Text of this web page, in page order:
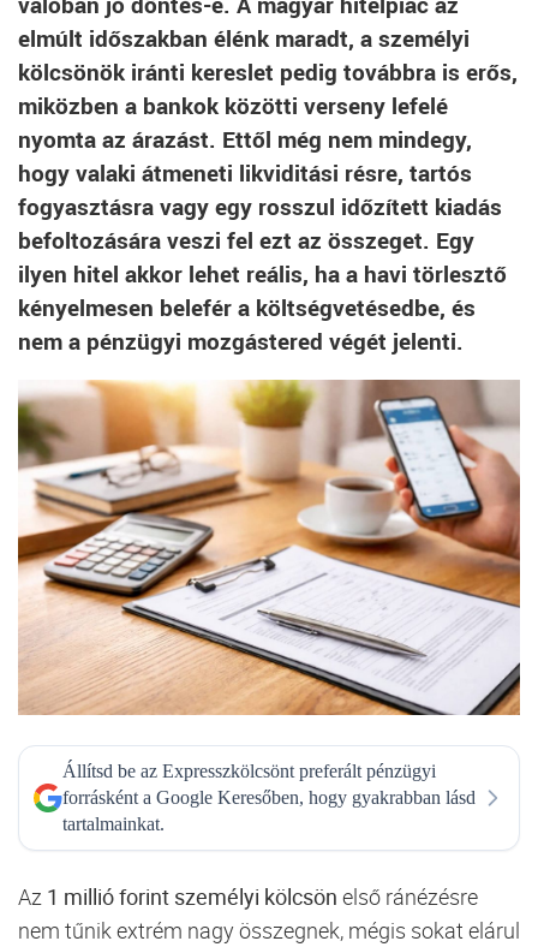
elmúlt időszakban élénk maradt, a személyi
kölcsönök iránti kereslet pedig továbbra is erős,
miközben a bankok közötti verseny lefelé
nyomta az árazást. Ettől még nem mindegy,
hogy valaki átmeneti likviditási résre, tartós
fogyasztásra vagy egy rosszul időzített kiadás
befoltozására veszi fel ezt az összeget. Egy
ilyen hitel akkor lehet reális, ha a havi törlesztő
kényelmesen belefér a költségvetésedbe, és
nem a pénzügyi mozgástered végét jelenti.
Állítsd be az Expresszkölcsönt preferált pénzügyi
forrásként a Google Keresőben, hogy gyakrabban lásd
tartalmainkat.
Az 1 millióforint személyi kölcsön első ránézésre
nem tűnik extrém nagyösszegnek, mégis sokat elárul